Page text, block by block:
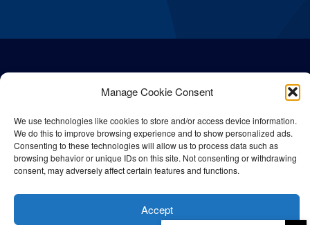
Manage Cookie Consent
We use technologies like cookies to store and/or access device information.
We do this to improve browsing experience and to show personalized ads.
Consenting to these technologies will allow us to process data such as
browsing behavior or unique IDs on this site. Not consenting or withdrawing
consent, may adversely affect certain features and functions.
Accept
© All rights reserved Bangla Post2026| Any unauthorised use or
reproduction of our content is strictly prohibited.